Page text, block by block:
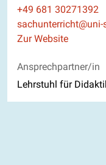
Telefon
+49 681 30271392
E-Mail
Website
Zur Website
Ansprechpartner/in
Lehrstuhl für